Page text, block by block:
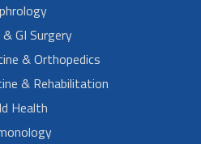
& GI Surgery
& Orthopedics
& Rehabilitation
Health